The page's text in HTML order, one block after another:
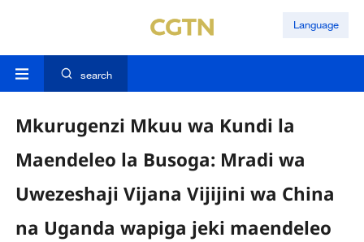
Language
search
Mkurugenzi Mkuu wa Kundi la
Maendeleo la Busoga: Mradi wa
Uwezeshaji Vijana Vijijini wa China
na Uganda wapiga jeki maendeleo